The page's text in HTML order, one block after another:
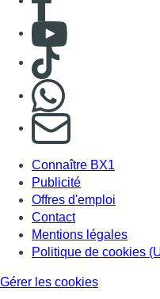
Consulter
Consulter TikTok
S'abonner à
Connaître BX1
Publicité
Offres d'emploi
Contact
Mentions légales
Politique de cookies
Gérer les cookies